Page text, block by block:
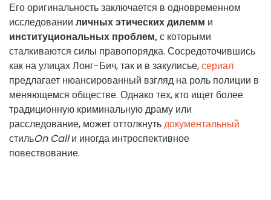
Его оригинальность заключается в одновременном
исследовании личных этических дилемм и
институциональных проблем,с которыми
сталкиваются силы правопорядка. Сосредоточившись
как на улицах Лонг-Бич, так и в закулисье,сериал
предлагает нюансированный взгляд на роль полиции в
меняющемся обществе. Однако тех, кто ищет более
традиционную криминальную драму или
расследование, может оттолкнутьдокументальный
стильOn Callи иногда интроспективное
повествование.